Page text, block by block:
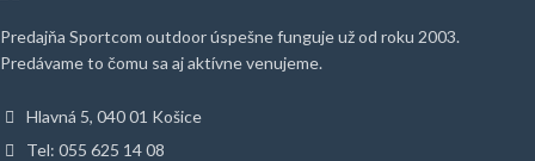
Predajňa Sportcom outdoor úspešne funguje už od roku 2003.
Predávame to čomu sa aj aktívne venujeme.
Hlavná 5, 040 01 Košice
Tel: 055 625 14 08